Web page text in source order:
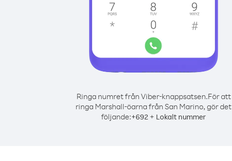
Ringa numret från Viber-knappsatsen.För att
ringa Marshall-öarna från San Marino, gör det
följande:+692 + Lokalt nummer